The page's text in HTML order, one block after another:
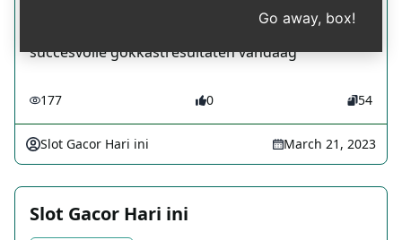
Ontvang actuele tips en voorspellingen voor
succesvolle gokkastresultaten vandaag
177 0 54
Slot Gacor Hari ini March 21, 2023
Slot Gacor Hari ini
Go away, box!